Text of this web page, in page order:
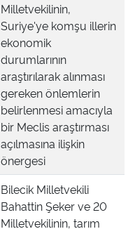
Milletvekilinin,
Suriye'ye komşu illerin
ekonomik
durumlarının
araştırılarak alınması
gereken önlemlerin
belirlenmesi amacıyla
bir Meclis araştırması
açılmasına ilişkin
önergesi
Bilecik Milletvekili
Bahattin Şeker ve 20
Milletvekilinin, tarım